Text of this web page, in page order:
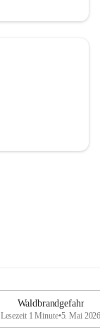
Waldbrandgefahr
Lesezeit 1 Minute•5. Mai